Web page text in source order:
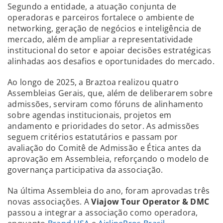
Segundo a entidade, a atuação conjunta de
operadoras e parceiros fortalece o ambiente de
networking, geração de negócios e inteligência de
mercado, além de ampliar a representatividade
institucional do setor e apoiar decisões estratégicas
alinhadas aos desafios e oportunidades do mercado.
Ao longo de 2025, a Braztoa realizou quatro
Assembleias Gerais, que, além de deliberarem sobre
admissões, serviram como fóruns de alinhamento
sobre agendas institucionais, projetos em
andamento e prioridades do setor. As admissões
seguem critérios estatutários e passam por
avaliação do Comitê de Admissão e Ética antes da
aprovação em Assembleia, reforçando o modelo de
governança participativa da associação.
Na última Assembleia do ano, foram aprovadas três
novas associações. AViajow Tour Operator & DMC
passou a integrar a associação como operadora,